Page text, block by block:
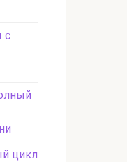
с
цикл